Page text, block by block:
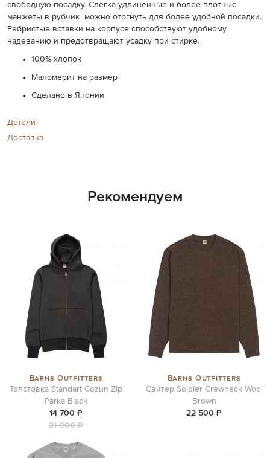
свободную посадку. Слегка удлиненные и более плотные
манжеты в рубчик можно отогнуть для более удобной посадки.
Ребристые вставки на корпусе способствуют удобному
надеванию и предотвращают усадку при стирке.
100% хлопок
Маломерит на размер
Сделано в Японии
Детали
Доставка
Рекомендуем
Barns Outfitters
Толстовка Standart Cozun Zip
Parka Black
14 700 ₽
21 000 ₽
Barns Outfitters
Свитер Soldier Crewneck Wool
Brown
22 500 ₽